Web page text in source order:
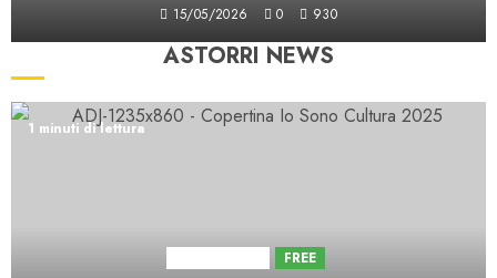
15/05/2026 0 930
ASTORRI NEWS
1 minuti di lettura
FREE